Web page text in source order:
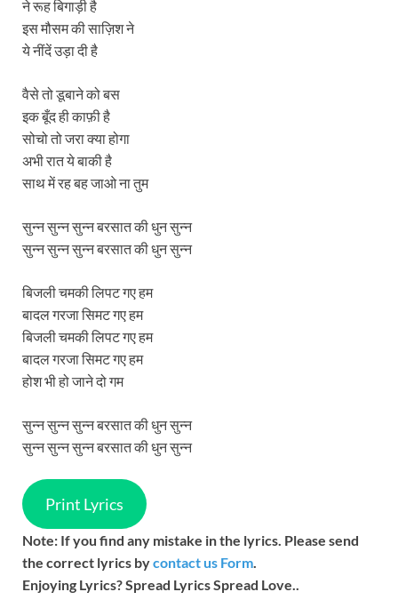
ने रूह बिगाड़ी है
इस मौसम की साज़िश ने
ये नींदें उड़ा दी है
वैसे तो डूबाने को बस
इक बूँद ही काफ़ी है
सोचो तो जरा क्या होगा
अभी रात ये बाकी है
साथ में रह बह जाओ ना तुम
सुन्न सुन्न सुन्न बरसात की धुन सुन्न
सुन्न सुन्न सुन्न बरसात की धुन सुन्न
बिजली चमकी लिपट गए हम
बादल गरजा सिमट गए हम
बिजली चमकी लिपट गए हम
बादल गरजा सिमट गए हम
होश भी हो जाने दो गम
सुन्न सुन्न सुन्न बरसात की धुन सुन्न
सुन्न सुन्न सुन्न बरसात की धुन सुन्न
Print Lyrics
Note: If you find any mistake in the lyrics. Please send
the correct lyrics bycontact us Form
Enjoying Lyrics? Spread Lyrics Spread Love..